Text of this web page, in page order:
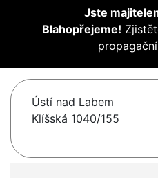
Jste
Blahopřejeme!
Ústí nad Labem
Klíšská 1040/155